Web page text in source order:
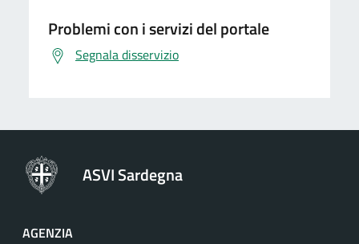
Problemi con i servizi del portale
Segnala disservizio
ASVI Sardegna
AGENZIA